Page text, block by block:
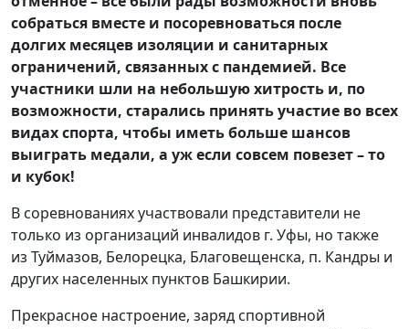
собраться вместе и посоревноваться после
долгих месяцев изоляции и санитарных
ограничений, связанных с пандемией. Все
участники шли на небольшую хитрость и, по
возможности, старались принять участие во всех
видах спорта, чтобы иметь больше шансов
выиграть медали, а уж если совсем повезет – то
и кубок!
В соревнованиях участвовали представители не
только из организаций инвалидов г. Уфы, но также
из Туймазов, Белорецка, Благовещенска, п. Кандры и
других населенных пунктов Башкирии.
Прекрасное настроение, заряд спортивной